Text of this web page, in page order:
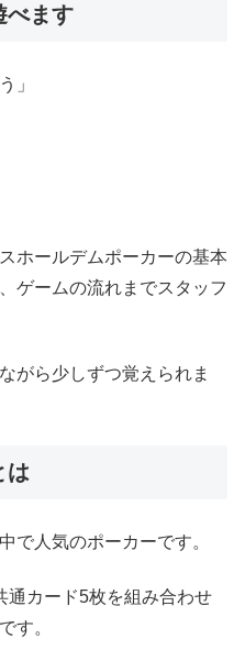
べます
」
ホールデムポーカーの基本
ゲームの流れまでスタッフ
がら少しずつ覚えられま
は
で人気のポーカーです。
通カード5枚を組み合わせ
す。